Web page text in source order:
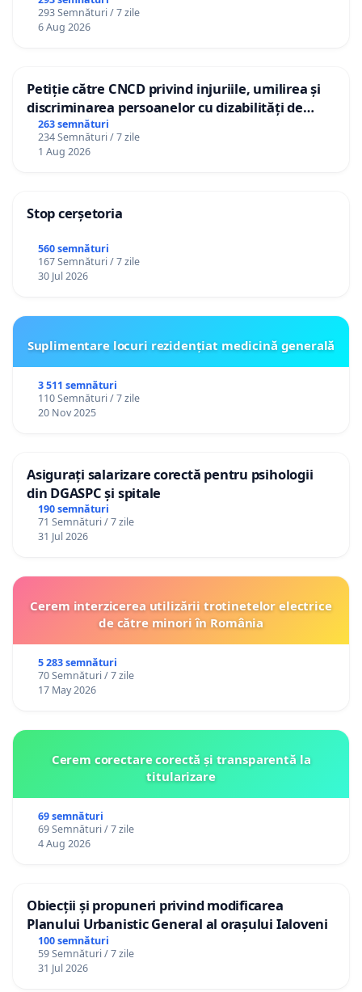
personali
293 Semnături / 7 zile
6 Aug 2026
Petiție către CNCD privind injuriile, umilirea și
discriminarea persoanelor cu dizabilități de
către utilizatorul TikTok „Gorici”
263 semnături
234 Semnături / 7 zile
1 Aug 2026
Stop cerșetoria
560 semnături
167 Semnături / 7 zile
30 Jul 2026
Suplimentare locuri rezidențiat medicină generală
3 511 semnături
110 Semnături / 7 zile
20 Nov 2025
Asigurați salarizare corectă pentru psihologii
din DGASPC și spitale
190 semnături
71 Semnături / 7 zile
31 Jul 2026
Cerem interzicerea utilizării trotinetelor electrice
de către minori în România
5 283 semnături
70 Semnături / 7 zile
17 May 2026
Cerem corectare corectă și transparentă la
titularizare
69 semnături
69 Semnături / 7 zile
4 Aug 2026
Obiecții și propuneri privind modificarea
Planului Urbanistic General al orașului Ialoveni
100 semnături
59 Semnături / 7 zile
31 Jul 2026